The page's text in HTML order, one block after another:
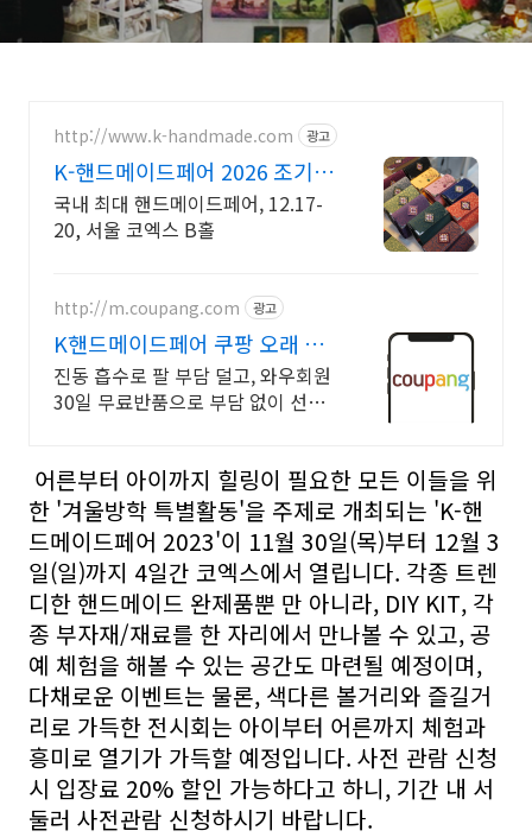
http://www.k-handmade.com 광고
K-핸드메이드페어 2026 조기
신청 기간 참가비 할인
국내 최대 핸드메이드페어, 12.17-
20, 서울 코엑스 B홀
http://m.coupang.com 광고
K핸드메이드페어 쿠팡 오래 쓰
는 고품질 소재 라켓
진동 흡수로 팔 부담 덜고, 와우회원
30일 무료반품으로 부담 없이 선택
레이드하세요.
어른부터 아이까지 힐링이 필요한 모든 이들을 위
한 '겨울방학 특별활동'을 주제로 개최되는 'K-핸
드메이드페어 2023'이 11월 30일(목)부터 12월 3
일(일)까지 4일간 코엑스에서 열립니다. 각종 트렌
디한 핸드메이드 완제품뿐 만 아니라, DIY KIT, 각
종 부자재/재료를 한 자리에서 만나볼 수 있고, 공
예 체험을 해볼 수 있는 공간도 마련될 예정이며,
다채로운 이벤트는 물론, 색다른 볼거리와 즐길거
리로 가득한 전시회는 아이부터 어른까지 체험과
흥미로 열기가 가득할 예정입니다. 사전 관람 신청
시 입장료 20% 할인 가능하다고 하니, 기간 내 서
둘러 사전관람 신청하시기 바랍니다.